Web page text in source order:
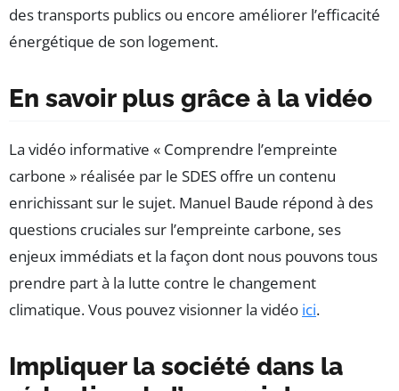
des transports publics ou encore améliorer l’efficacité
énergétique de son logement.
En savoir plus grâce à la vidéo
La vidéo informative « Comprendre l’empreinte
carbone » réalisée par le SDES offre un contenu
enrichissant sur le sujet. Manuel Baude répond à des
questions cruciales sur l’empreinte carbone, ses
enjeux immédiats et la façon dont nous pouvons tous
prendre part à la lutte contre le changement
climatique. Vous pouvez visionner la vidéo ici.
Impliquer la société dans la